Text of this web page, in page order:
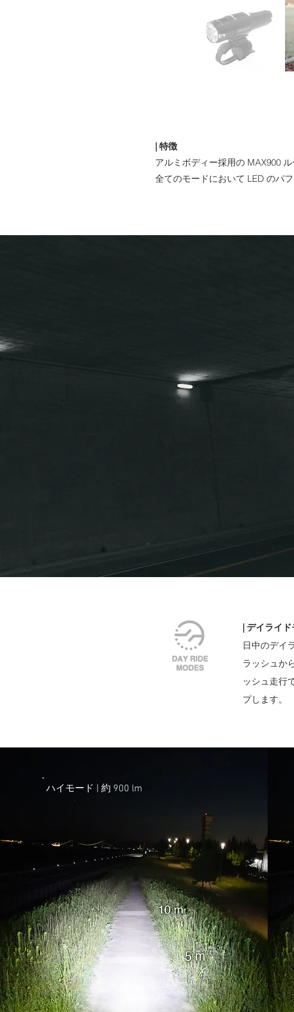
​| 特徴
アルミボディー採用の MAX900 ル
全てのモードにおいて LED のパ
​| デイライド
日中のデイ
ラッシュか
ッシュ走行
プします。
ハイモード | ​約 900 lm